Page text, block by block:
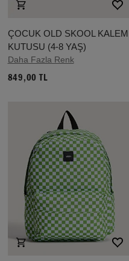
ÇOCUK OLD SKOOL KALEM
KUTUSU (4-8 YAŞ)
Daha Fazla Renk
849,00 TL